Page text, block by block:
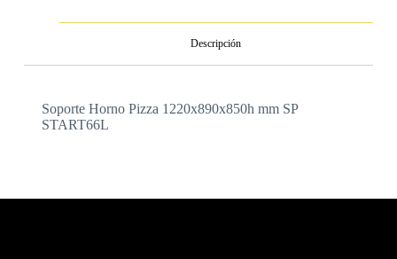
Descripción
Soporte Horno Pizza 1220x890x850h mm SP
START66L